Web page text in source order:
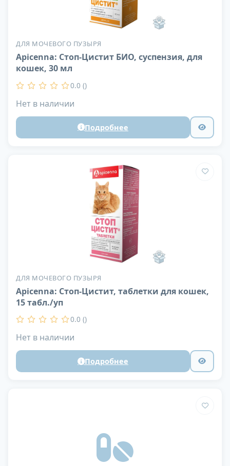
ДЛЯ МОЧЕВОГО ПУЗЫРЯ
Apicenna: Стоп-Цистит БИО, суспензия, для
кошек, 30 мл
0.0 ()
Нет в наличии
Подробнее
ДЛЯ МОЧЕВОГО ПУЗЫРЯ
Apicenna: Стоп-Цистит, таблетки для кошек,
15 табл./уп
0.0 ()
Нет в наличии
Подробнее